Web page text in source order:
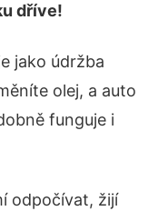
dříve!
jako údržba
olej, a auto
funguje i
odpočívat, žijí